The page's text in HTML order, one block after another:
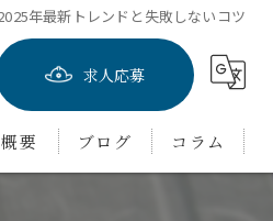
年最新トレンドと失敗しないコツ
求人応募
要 ブログ コラム